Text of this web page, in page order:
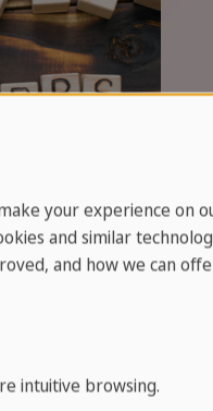
your experience on
and similar
and how we can
intuitive browsing.